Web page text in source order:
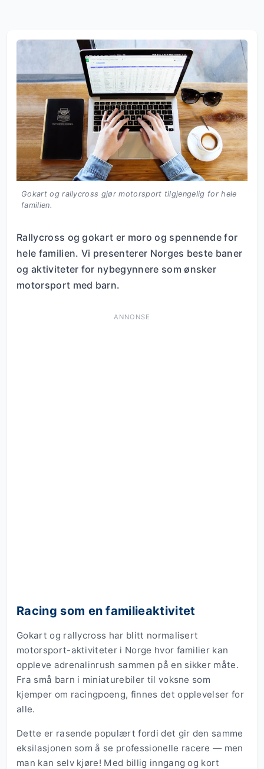
Gokart og rallycross gjør motorsport tilgjengelig for hele
familien.
Rallycross og gokart er moro og spennende for
hele familien. Vi presenterer Norges beste baner
og aktiviteter for nybegynnere som ønsker
motorsport med barn.
ANNONSE
Racing som en familieaktivitet
Gokart og rallycross har blitt normalisert
motorsport-aktiviteter i Norge hvor familier kan
oppleve adrenalinrush sammen på en sikker måte.
Fra små barn i miniaturebiler til voksne som
kjemper om racingpoeng, finnes det opplevelser for
alle.
Dette er rasende populært fordi det gir den samme
eksilasjonen som å se professionelle racere — men
man kan selv kjøre! Med billig inngang og kort